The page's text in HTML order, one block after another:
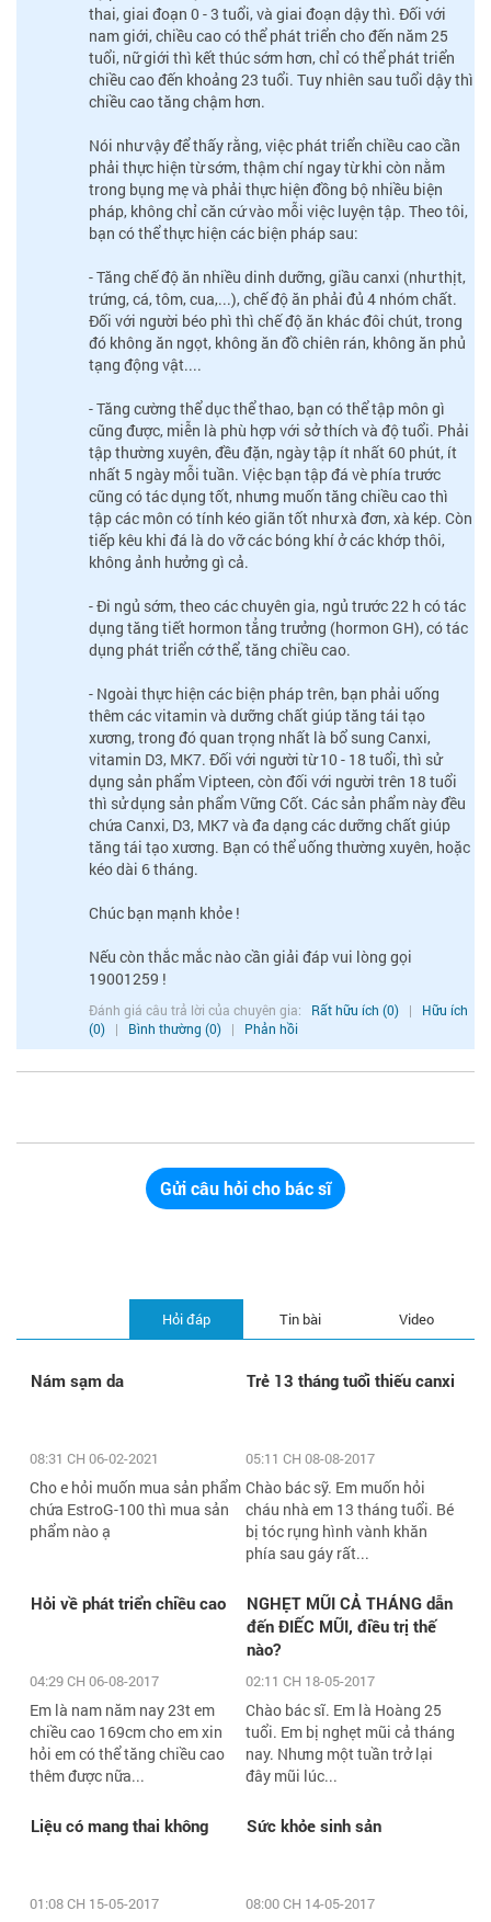
thai, giai đoạn 0 - 3 tuổi, và giai đoạn dậy thì. Đối với
nam giới, chiều cao có thể phát triển cho đến năm 25
tuổi, nữ giới thì kết thúc sớm hơn, chỉ có thể phát triển
chiều cao đến khoảng 23 tuổi. Tuy nhiên sau tuổi dậy thì
chiều cao tăng chậm hơn.
Nói như vậy để thấy rằng, việc phát triển chiều cao cần
phải thực hiện từ sớm, thậm chí ngay từ khi còn nằm
trong bụng mẹ và phải thực hiện đồng bộ nhiều biện
pháp, không chỉ căn cứ vào mỗi việc luyện tập. Theo tôi,
bạn có thể thực hiện các biện pháp sau:
- Tăng chế độ ăn nhiều dinh dưỡng, giầu canxi (như thịt,
trứng, cá, tôm, cua,...), chế độ ăn phải đủ 4 nhóm chất.
Đối với người béo phì thì chế độ ăn khác đôi chút, trong
đó không ăn ngọt, không ăn đồ chiên rán, không ăn phủ
tạng động vật....
- Tăng cường thể dục thể thao, bạn có thể tập môn gì
cũng được, miễn là phù hợp với sở thích và độ tuổi. Phải
tập thường xuyên, đều đặn, ngày tập ít nhất 60 phút, ít
nhất 5 ngày mỗi tuần. Việc bạn tập đá vè phía trước
cũng có tác dụng tốt, nhưng muốn tăng chiều cao thì
tập các môn có tính kéo giãn tốt như xà đơn, xà kép. Còn
tiếp kêu khi đá là do vỡ các bóng khí ở các khớp thôi,
không ảnh hưởng gì cả.
- Đi ngủ sớm, theo các chuyên gia, ngủ trước 22 h có tác
dụng tăng tiết hormon tẳng trưởng (hormon GH), có tác
dụng phát triển cớ thể, tăng chiều cao.
- Ngoài thực hiện các biện pháp trên, bạn phải uống
thêm các vitamin và dưỡng chất giúp tăng tái tạo
xương, trong đó quan trọng nhất là bổ sung Canxi,
vitamin D3, MK7. Đối với người từ 10 - 18 tuổi, thì sử
dụng sản phẩm Vipteen, còn đối với người trên 18 tuổi
thì sử dụng sản phẩm Vững Cốt. Các sản phẩm này đều
chứa Canxi, D3, MK7 và đa dạng các dưỡng chất giúp
tăng tái tạo xương. Bạn có thể uống thường xuyên, hoặc
kéo dài 6 tháng.
Chúc bạn mạnh khỏe !
Nếu còn thắc mắc nào cần giải đáp vui lòng gọi
19001259 !
Đánh giá câu trả lời của chuyên gia: Rất hữu ích (0) |
Hữu ích
(0)
| Bình thường (0) | Phản hồi
Gửi câu hỏi cho bác sĩ
Video
Tin bài
Hỏi đáp
Nám sạm da
08:31 CH 06-02-2021
Cho e hỏi muốn mua sản phẩm
chứa EstroG-100 thì mua sản
phẩm nào ạ
Trẻ 13 tháng tuổi thiếu canxi
05:11 CH 08-08-2017
Chào bác sỹ. Em muốn hỏi
cháu nhà em 13 tháng tuổi. Bé
bị tóc rụng hình vành khăn
phía sau gáy rất...
Hỏi về phát triển chiều cao
04:29 CH 06-08-2017
Em là nam năm nay 23t em
chiều cao 169cm cho em xin
hỏi em có thể tăng chiều cao
thêm được nữa...
NGHẸT MŨI CẢ THÁNG dẫn
đến ĐIẾC MŨI, điều trị thế
nào?
02:11 CH 18-05-2017
Chào bác sĩ. Em là Hoàng 25
tuổi. Em bị nghẹt mũi cả tháng
nay. Nhưng một tuần trở lại
đây mũi lúc...
Liệu có mang thai không
01:08 CH 15-05-2017
Sức khỏe sinh sản
08:00 CH 14-05-2017